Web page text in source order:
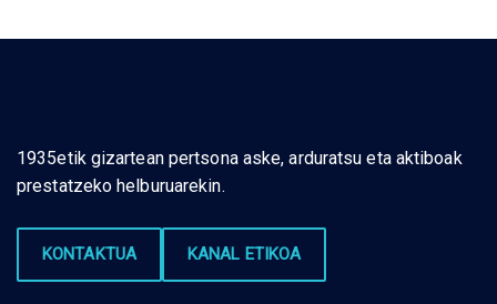
1935etik gizartean pertsona aske, arduratsu eta aktiboak
prestatzeko helburuarekin.
KONTAKTUA KANAL ETIKOA